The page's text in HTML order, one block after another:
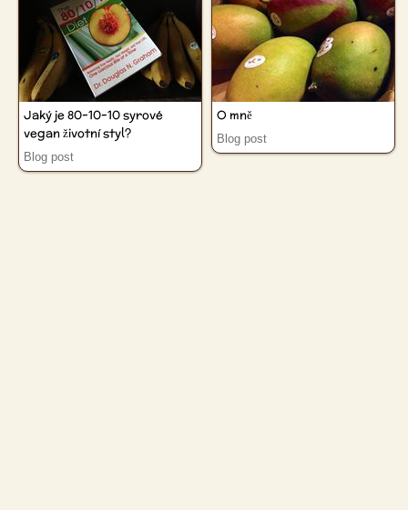
Jaký je 80-10-10 syrové
vegan životní styl?
Blog post
O mně
Blog post